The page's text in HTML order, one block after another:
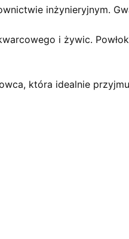
inżynieryjnym.
i żywic.
która idealnie